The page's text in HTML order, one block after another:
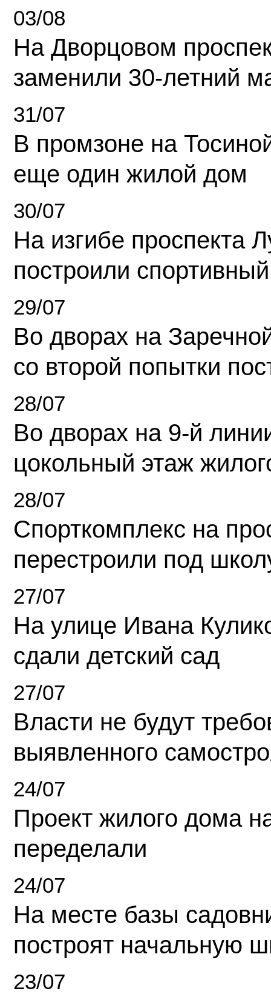
03/08
На Дворцовом
заменили 30-летний
31/07
В промзоне на
еще один жилой дом
30/07
На изгибе проспекта
построили
29/07
Во дворах на
со второй попытки
28/07
Во дворах на 9-й
цокольный этаж
28/07
Спорткомплекс на
перестроили под
27/07
На улице Ивана
сдали детский сад
27/07
Власти не будут
выявленного
24/07
Проект жилого дома
переделали
24/07
На месте базы
построят начальную
23/07